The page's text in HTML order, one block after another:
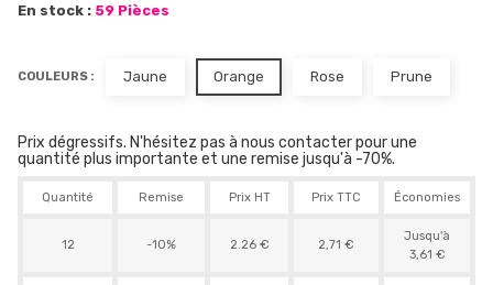
En stock : 59 Pièces
COULEURS : Jaune Orange Rose Prune
Prix dégressifs. N'hésitez pas à nous contacter pour une
quantité plus importante et une remise jusqu'à -70%.
Quantité Remise Prix HT Prix TTC Économies
12 -10% 2.26 € 2,71 €
Jusqu'à
3,61 €